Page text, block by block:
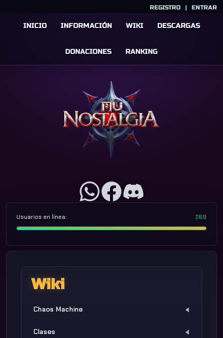
REGISTRO | ENTRAR
INICIO INFORMACIÓN WIKI DESCARGAS
DONACIONES RANKING
Usuarios en línea: 269
Wiki
Chaos Machine
Clases